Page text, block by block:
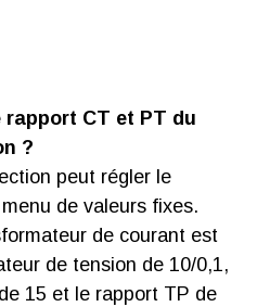
rapport CT et PT du
?
peut régler le
de valeurs fixes.
de courant est
de tension de 10/0,1,
15 et le rapport TP de